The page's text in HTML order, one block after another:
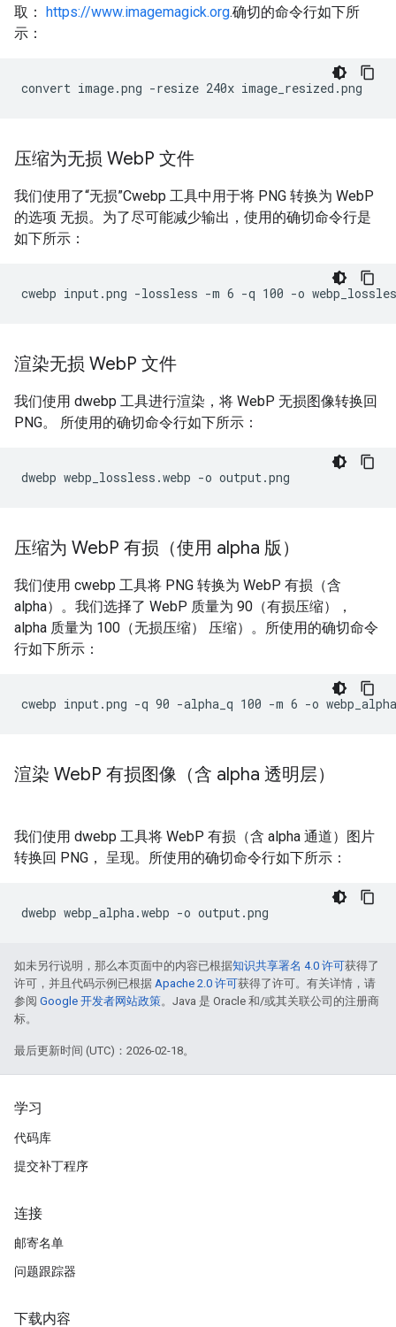
取： https://www.imagemagick.org.确切的命令行如下所
示：
压缩为无损 WebP 文件
我们使用了“无损”Cwebp 工具中用于将 PNG 转换为 WebP
的选项 无损。为了尽可能减少输出，使用的确切命令行是
如下所示：
渲染无损 WebP 文件
我们使用 dwebp 工具进行渲染，将 WebP 无损图像转换回
PNG。 所使用的确切命令行如下所示：
压缩为 WebP 有损（使用 alpha 版）
我们使用 cwebp 工具将 PNG 转换为 WebP 有损（含
alpha）。我们选择了 WebP 质量为 90（有损压缩），
alpha 质量为 100（无损压缩） 压缩）。所使用的确切命令
行如下所示：
渲染 WebP 有损图像（含 alpha 透明层）
我们使用 dwebp 工具将 WebP 有损（含 alpha 通道）图片
转换回 PNG， 呈现。所使用的确切命令行如下所示：
如未另行说明，那么本页面中的内容已根据知识共享署名 4.0 许可获得了
许可，并且代码示例已根据 Apache 2.0 许可获得了许可。有关详情，请
参阅 Google 开发者网站政策。Java 是 Oracle 和/或其关联公司的注册商
标。
最后更新时间 (UTC)：2026-02-18。
学习
代码库
提交补丁程序
连接
邮寄名单
问题跟踪器
下载内容